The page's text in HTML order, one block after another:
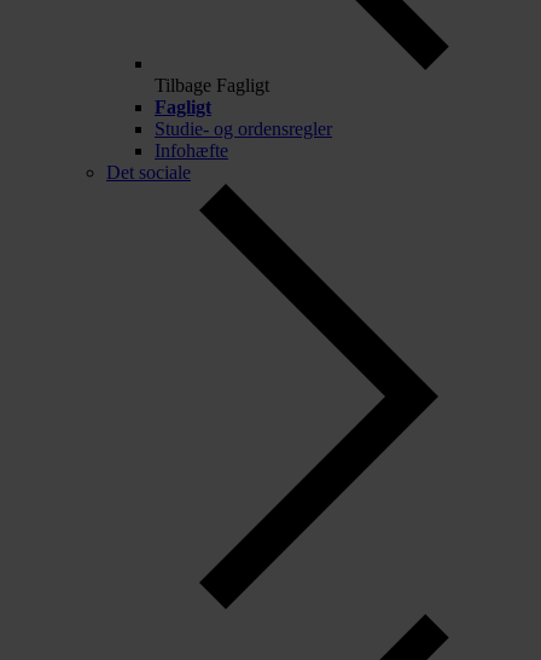
Tilbage Fagligt
Fagligt
Studie- og ordensregler
Infohæfte
Det sociale